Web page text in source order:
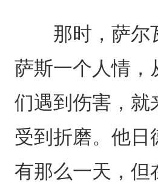
那时，萨尔瓦
萨斯一个人情，
们遇到伤害，就
受到折磨。他
有那么一天，但